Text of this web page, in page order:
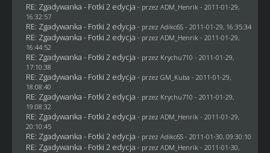
RE: Zgadywanka - Fotki 2 edycja - przez ADM_Henrik - 2011-01-29,
16:32:57
RE: Zgadywanka - Fotki 2 edycja - przez AdikoSS - 2011-01-29, 16:35:34
RE: Zgadywanka - Fotki 2 edycja - przez ADM_Henrik - 2011-01-29,
16:44:52
RE: Zgadywanka - Fotki 2 edycja - przez Krychu710 - 2011-01-29,
17:10:38
RE: Zgadywanka - Fotki 2 edycja - przez GM_Kuba - 2011-01-29,
18:08:40
RE: Zgadywanka - Fotki 2 edycja - przez Krychu710 - 2011-01-29,
19:08:32
RE: Zgadywanka - Fotki 2 edycja - przez ADM_Henrik - 2011-01-29,
20:10:45
RE: Zgadywanka - Fotki 2 edycja - przez AdikoSS - 2011-01-30, 09:30:10
RE: Zgadywanka - Fotki 2 edycja - przez ADM_Henrik - 2011-01-30,